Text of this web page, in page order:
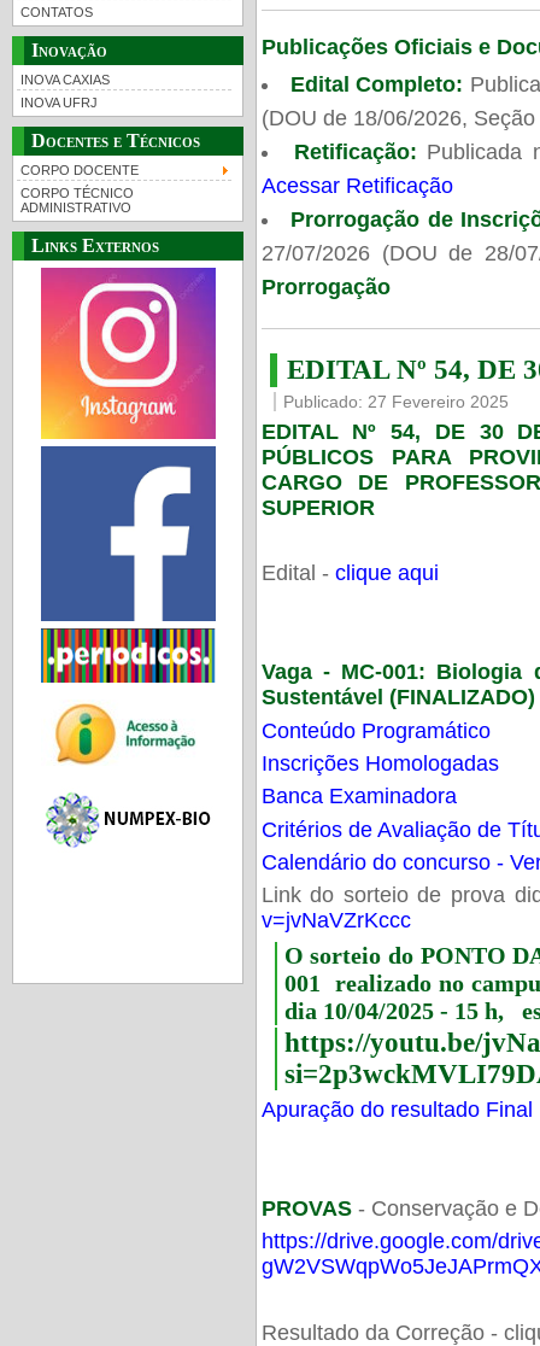
CONTATOS
Inovação
INOVA CAXIAS
INOVA UFRJ
Docentes e Técnicos
CORPO DOCENTE
CORPO TÉCNICO
ADMINISTRATIVO
Links Externos
Publicações Oficiais e
Edital Completo:
(DOU de 18/06/2026,
Retificação: Publicada
Acessar Retificação
Prorrogação de
27/07/2026 (DOU de 28/
Prorrogação
EDITAL Nº 54, DE
Publicado: 27 Fevereiro 2025
EDITAL Nº 54, DE 30
PÚBLICOS PARA
CARGO DE
SUPERIOR
Edital - clique aqui
Vaga - MC-001: Biologia
Sustentável (FINALIZADO)
Conteúdo Programático
Inscrições Homologadas
Banca Examinadora
Critérios de Avaliação de
Calendário do concurso -
Link do sorteio de prova
v=jvNaVZrKccc
O sorteio do PONTO
001 realizado no
dia 10/04/2025 - 15 h,
https://youtu.be/
Apuração do resultado Final
PROVAS- Conservação e
https://drive.google.com/
Resultado da Correção -